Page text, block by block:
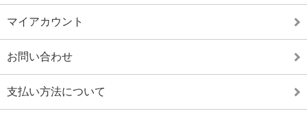
マイアカウント
お問い合わせ
支払い方法について